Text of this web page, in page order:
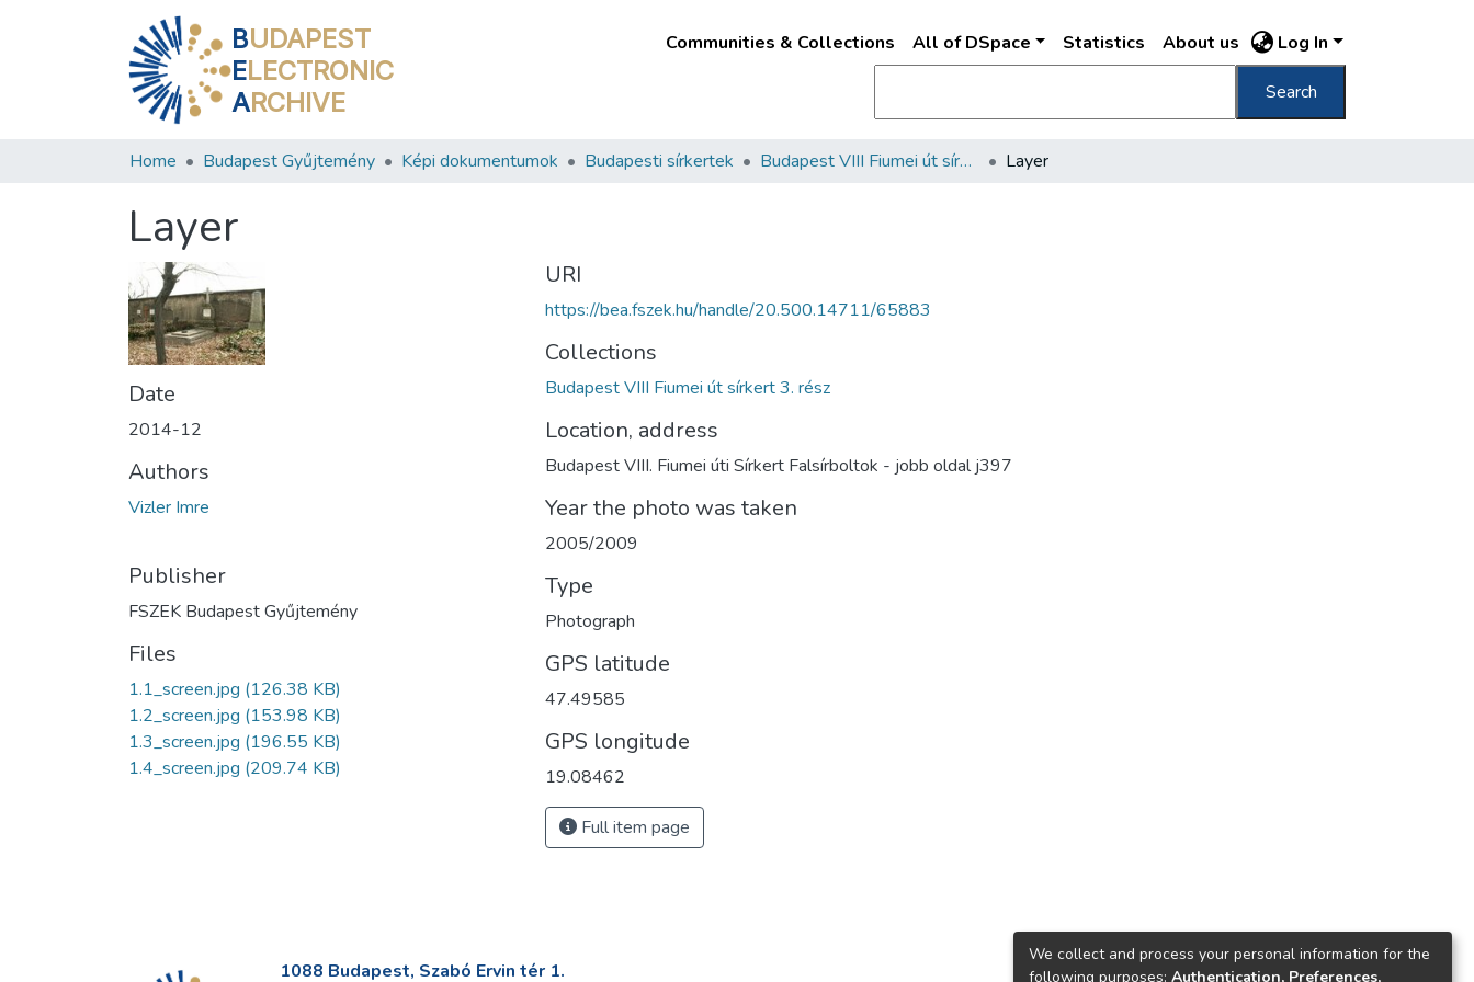
BUDAPEST
ELECTRONIC
ARCHIVE
Communities & Collections All of DSpace Statistics About us Log In
Search
Home Budapest Gyűjtemény Képi dokumentumok Budapesti sírkertek Budapest VIII Fiumei út sírkert 3. rész Layer
Layer
Date
2014-12
Authors
Vizler Imre
Publisher
FSZEK Budapest Gyűjtemény
Files
1.1_screen.jpg (126.38 KB)
1.2_screen.jpg (153.98 KB)
1.3_screen.jpg (196.55 KB)
1.4_screen.jpg (209.74 KB)
URI
https://bea.fszek.hu/handle/20.500.14711/65883
Collections
Budapest VIII Fiumei út sírkert 3. rész
Location, address
Budapest VIII. Fiumei úti Sírkert Falsírboltok - jobb oldal j397
Year the photo was taken
2005/2009
Type
Photograph
GPS latitude
47.49585
GPS longitude
19.08462
Full item page
1088 Budapest, Szabó Ervin tér 1.
We collect and process your personal information for the
following purposes: Authentication, Preferences,